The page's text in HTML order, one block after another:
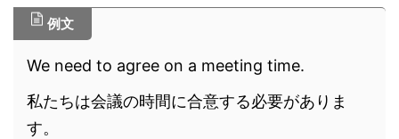
例文
We need to agree on a meeting time.
私たちは会議の時間に合意する必要がありま
す。